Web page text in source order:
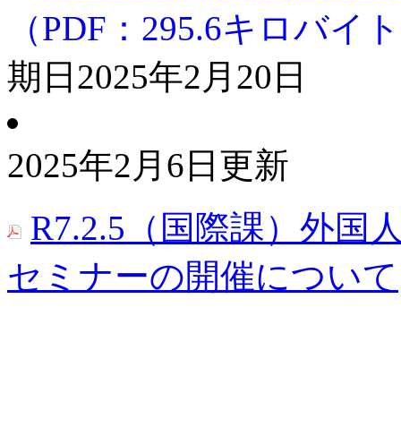
（PDF：295.6キロバイ
期日 2025年2月20日
2025年2月6日更新
R7.2.5（国際課）外国
セミナーの開催について